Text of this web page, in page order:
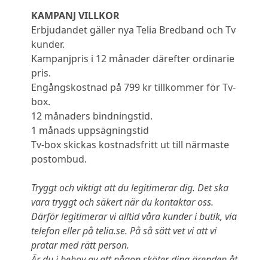
KAMPANJ VILLKOR
Erbjudandet gäller nya Telia Bredband och Tv
kunder.
Kampanjpris i 12 månader därefter ordinarie
pris.
Engångskostnad på 799 kr tillkommer för Tv-
box.
12 månaders bindningstid.
1 månads uppsägningstid
Tv-box skickas kostnadsfritt ut till närmaste
postombud.
Tryggt och viktigt att du legitimerar dig. Det ska
vara tryggt och säkert när du kontaktar oss.
Därför legitimerar vi alltid våra kunder i butik, via
telefon eller på telia.se. På så sätt vet vi att vi
pratar med rätt person.